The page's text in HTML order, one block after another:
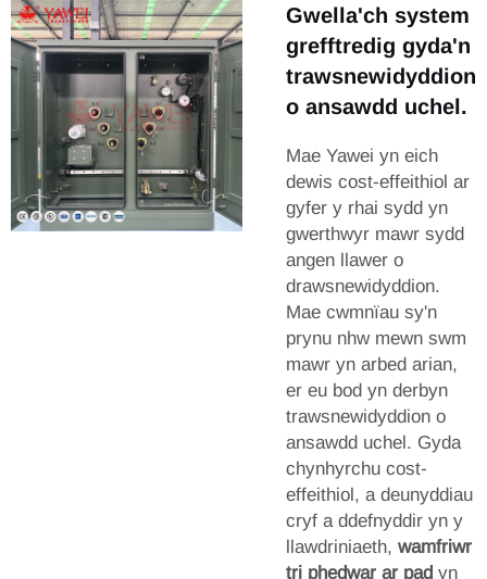
Gwella'ch system
grefftredig gyda'n
trawsnewidyddion
o ansawdd uchel.
Mae Yawei yn eich
dewis cost-effeithiol ar
gyfer y rhai sydd yn
gwerthwyr mawr sydd
angen llawer o
drawsnewidyddion.
Mae cwmnïau sy'n
prynu nhw mewn swm
mawr yn arbed arian,
er eu bod yn derbyn
trawsnewidyddion o
ansawdd uchel. Gyda
chynhyrchu cost-
effeithiol, a deunyddiau
cryf a ddefnyddir yn y
llawdriniaeth, wamfriwr
tri phedwar ar pad yn